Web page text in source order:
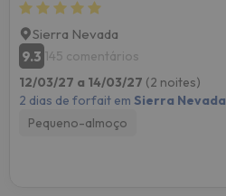
Sierra Nevada
9.3 145 comentários
12/03/27 a 14/03/27 (2 noites)
2 dias de forfait em Sierra Nevada
Pequeno-almoço